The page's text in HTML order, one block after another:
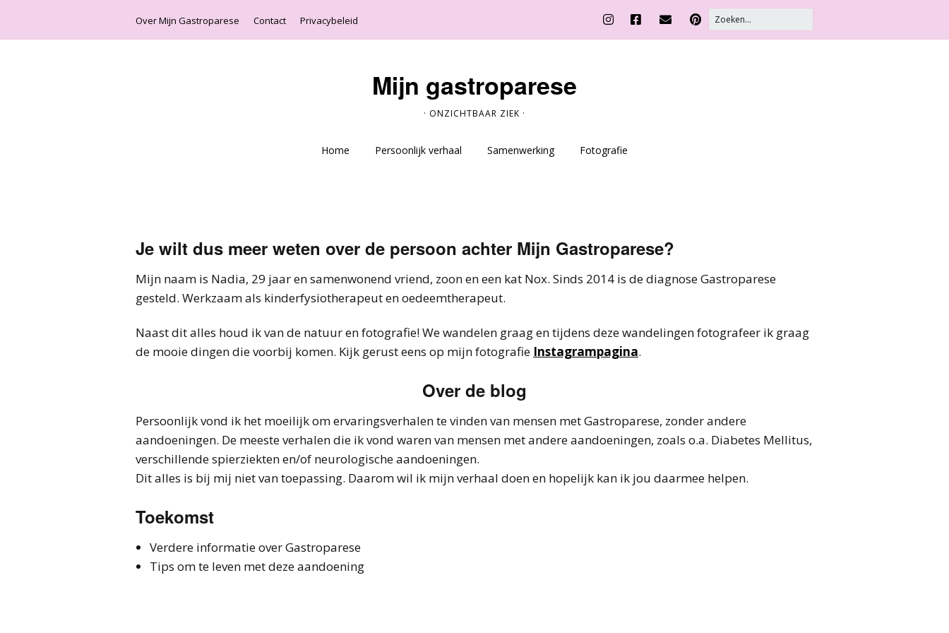
Over Mijn Gastroparese Contact Privacybeleid
Mijn gastroparese
· ONZICHTBAAR ZIEK ·
Home Persoonlijk verhaal Samenwerking Fotografie
Je wilt dus meer weten over de persoon achter Mijn Gastroparese?
Mijn naam is Nadia, 29 jaar en samenwonend vriend, zoon en een kat Nox. Sinds 2014 is de diagnose Gastroparese
gesteld. Werkzaam als kinderfysiotherapeut en oedeemtherapeut.
Naast dit alles houd ik van de natuur en fotografie! We wandelen graag en tijdens deze wandelingen fotografeer ik graag
de mooie dingen die voorbij komen. Kijk gerust eens op mijn fotografie Instagrampagina.
Over de blog
Persoonlijk vond ik het moeilijk om ervaringsverhalen te vinden van mensen met Gastroparese, zonder andere
aandoeningen. De meeste verhalen die ik vond waren van mensen met andere aandoeningen, zoals o.a. Diabetes Mellitus,
verschillende spierziekten en/of neurologische aandoeningen.
Dit alles is bij mij niet van toepassing. Daarom wil ik mijn verhaal doen en hopelijk kan ik jou daarmee helpen.
Toekomst
Verdere informatie over Gastroparese
Tips om te leven met deze aandoening